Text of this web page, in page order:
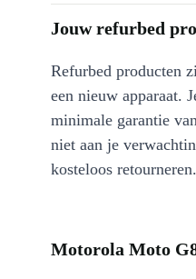
Jouw refurbed
Refurbed producten
een nieuw apparaat.
minimale garantie
niet aan je
kosteloos retourneren.
Motorola Moto